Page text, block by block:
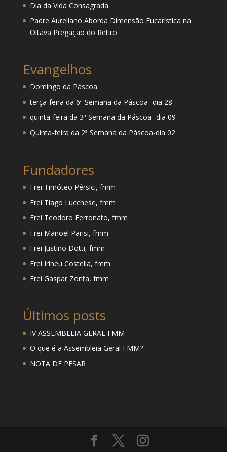
Dia da Vida Consagrada
Padre Aureliano Aborda Dimensão Eucarística na
Oitava Pregação do Retiro
Evangelhos
Domingo da Páscoa
terça-feira da 6ª Semana da Páscoa- dia 28
quinta-feira da 3ª Semana da Páscoa- dia 09
Quinta-feira da 2ª Semana da Páscoa-dia 02
Fundadores
Frei Timóteo Pérsici, fmm
Frei Tiago Lucchese, fmm
Frei Teodoro Ferronato, fmm
Frei Manoel Parisi, fmm
Frei Justino Dotti, fmm
Frei Irineu Costella, fmm
Frei Gaspar Zonta, fmm
Últimos posts
IV ASSEMBLEIA GERAL FMM
O que é a Assembleia Geral FMM?
NOTA DE PESAR